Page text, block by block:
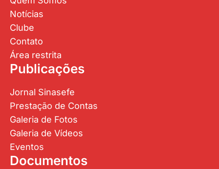
Notícias
Clube
Contato
Área restrita
Publicações
Jornal Sinasefe
Prestação de Contas
Galeria de Fotos
Galeria de Vídeos
Eventos
Documentos